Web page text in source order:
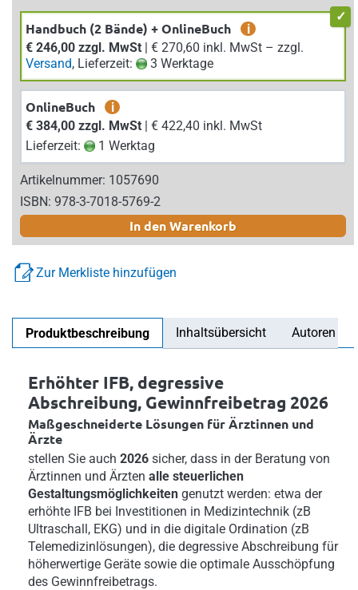
Handbuch (2 Bände) + OnlineBuch
i
€ 246,00 zzgl. MwSt
| € 270,60 inkl. MwSt – zzgl.
Versand, Lieferzeit: 3 Werktage
OnlineBuch
i
€ 384,00 zzgl. MwSt
| € 422,40 inkl. MwSt
Lieferzeit:
1 Werktag
Artikelnummer: 1057690
ISBN: 978-3-7018-5769-2
In den Warenkorb
Zur Merkliste hinzufügen
Produktbeschreibung Inhaltsübersicht Autoren
Erhöhter IFB, degressive
Abschreibung, Gewinnfreibetrag 2026
Maßgeschneiderte Lösungen für Ärztinnen und
Ärzte
stellen Sie auch 2026 sicher, dass in der Beratung von
Ärztinnen und Ärzten alle steuerlichen
Gestaltungsmöglichkeiten genutzt werden: etwa der
erhöhte IFB bei Investitionen in Medizintechnik (zB
Ultraschall, EKG) und in die digitale Ordination (zB
Telemedizinlösungen), die degressive Abschreibung für
höherwertige Geräte sowie die optimale Ausschöpfung
des Gewinnfreibetrags.